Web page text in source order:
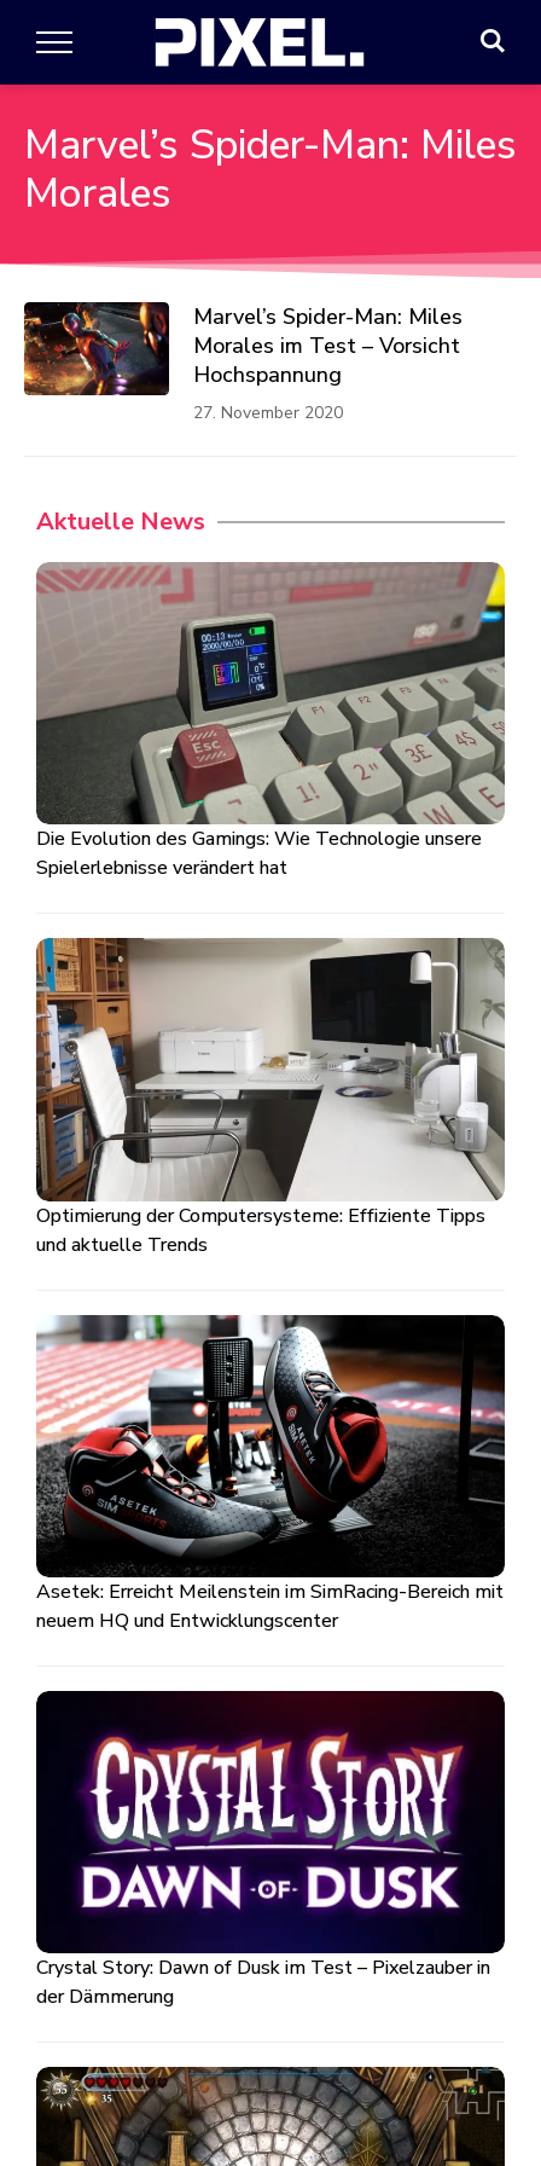
Marvel’s Spider-Man: Miles
Morales
Marvel’s Spider-Man: Miles
Morales im Test – Vorsicht
Hochspannung
27. November 2020
Aktuelle News
Die Evolution des Gamings: Wie Technologie unsere
Spielerlebnisse verändert hat
Optimierung der Computersysteme: Effiziente Tipps
und aktuelle Trends
Asetek: Erreicht Meilenstein im SimRacing-Bereich mit
neuem HQ und Entwicklungscenter
Crystal Story: Dawn of Dusk im Test – Pixelzauber in
der Dämmerung